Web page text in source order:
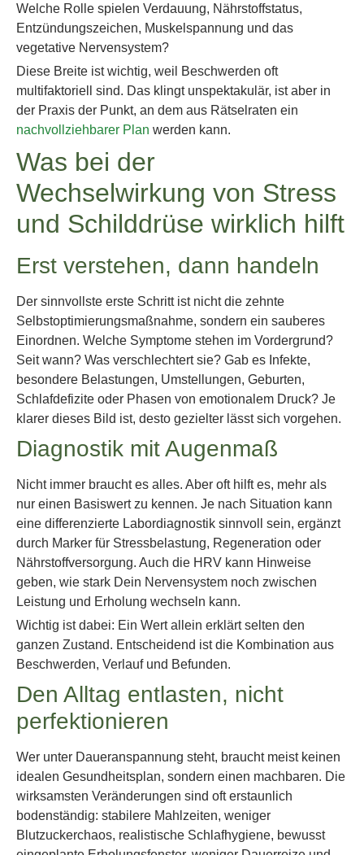
Welche Rolle spielen Verdauung, Nährstoffstatus,
Entzündungszeichen, Muskelspannung und das
vegetative Nervensystem?
Diese Breite ist wichtig, weil Beschwerden oft
multifaktoriell sind. Das klingt unspektakulär, ist aber in
der Praxis der Punkt, an dem aus Rätselraten ein
nachvollziehbarer Plan werden kann.
Was bei der
Wechselwirkung von Stress
und Schilddrüse wirklich hilft
Erst verstehen, dann handeln
Der sinnvollste erste Schritt ist nicht die zehnte
Selbstoptimierungsmaßnahme, sondern ein sauberes
Einordnen. Welche Symptome stehen im Vordergrund?
Seit wann? Was verschlechtert sie? Gab es Infekte,
besondere Belastungen, Umstellungen, Geburten,
Schlafdefizite oder Phasen von emotionalem Druck? Je
klarer dieses Bild ist, desto gezielter lässt sich vorgehen.
Diagnostik mit Augenmaß
Nicht immer braucht es alles. Aber oft hilft es, mehr als
nur einen Basiswert zu kennen. Je nach Situation kann
eine differenzierte Labordiagnostik sinnvoll sein, ergänzt
durch Marker für Stressbelastung, Regeneration oder
Nährstoffversorgung. Auch die HRV kann Hinweise
geben, wie stark Dein Nervensystem noch zwischen
Leistung und Erholung wechseln kann.
Wichtig ist dabei: Ein Wert allein erklärt selten den
ganzen Zustand. Entscheidend ist die Kombination aus
Beschwerden, Verlauf und Befunden.
Den Alltag entlasten, nicht
perfektionieren
Wer unter Daueranspannung steht, braucht meist keinen
idealen Gesundheitsplan, sondern einen machbaren. Die
wirksamsten Veränderungen sind oft erstaunlich
bodenständig: stabilere Mahlzeiten, weniger
Blutzuckerchaos, realistische Schlafhygiene, bewusst